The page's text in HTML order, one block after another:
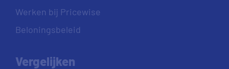
Werken bij Pricewise
Beloningsbeleid
Vergelijken